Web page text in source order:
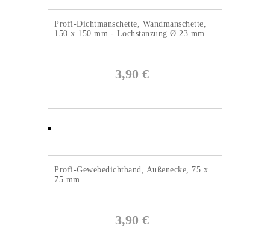
Profi-Dichtmanschette, Wandmanschette,
150 x 150 mm - Lochstanzung Ø 23 mm
3,90 €
Profi-Gewebedichtband, Außenecke, 75 x
75 mm
3,90 €